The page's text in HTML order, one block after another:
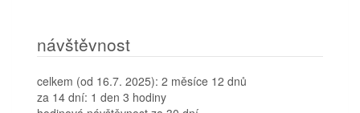
návštěvnost
celkem (od 16.7. 2025): 2 měsíce 12 dnů
za 14 dní: 1 den 3 hodiny